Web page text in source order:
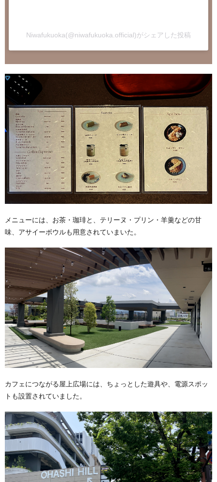
Niwafukuoka(@niwafukuoka.official)がシェアした投稿
メニューには、お茶・珈琲と、テリーヌ・プリン・羊羹などの甘
味、アサイーボウルも用意されていまいた。
カフェにつながる屋上広場には、ちょっとした遊具や、電源スポッ
トも設置されていました。